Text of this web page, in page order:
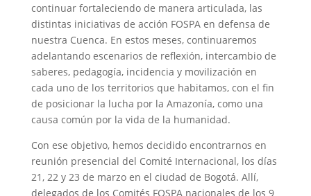
continuar fortaleciendo de manera articulada, las
distintas iniciativas de acción FOSPA en defensa de
nuestra Cuenca. En estos meses, continuaremos
adelantando escenarios de reflexión, intercambio de
saberes, pedagogía, incidencia y movilización en
cada uno de los territorios que habitamos, con el fin
de posicionar la lucha por la Amazonía, como una
causa común por la vida de la humanidad.
Con ese objetivo, hemos decidido encontrarnos en
reunión presencial del Comité Internacional, los días
21, 22 y 23 de marzo en el ciudad de Bogotá. Allí,
delegados de los Comités FOSPA nacionales de los 9